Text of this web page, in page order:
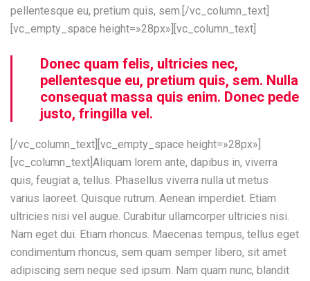
pellentesque eu, pretium quis, sem.[/vc_column_text]
[vc_empty_space height=»28px»][vc_column_text]
Donec quam felis, ultricies nec,
pellentesque eu, pretium quis, sem. Nulla
consequat massa quis enim. Donec pede
justo, fringilla vel.
[/vc_column_text][vc_empty_space height=»28px»]
[vc_column_text]Aliquam lorem ante, dapibus in, viverra
quis, feugiat a, tellus. Phasellus viverra nulla ut metus
varius laoreet. Quisque rutrum. Aenean imperdiet. Etiam
ultricies nisi vel augue. Curabitur ullamcorper ultricies nisi.
Nam eget dui. Etiam rhoncus. Maecenas tempus, tellus eget
condimentum rhoncus, sem quam semper libero, sit amet
adipiscing sem neque sed ipsum. Nam quam nunc, blandit